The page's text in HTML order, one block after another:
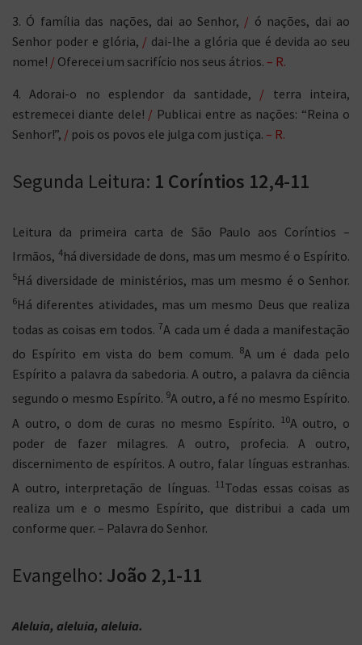
3. Ó família das nações, dai ao Senhor, / ó nações, dai ao
Senhor poder e glória, / dai-lhe a glória que é devida ao seu
nome! / Oferecei um sacrifício nos seus átrios. – R.
4. Adorai-o no esplendor da santidade, / terra inteira,
estremecei diante dele! / Publicai entre as nações: “Reina o
Senhor!”, / pois os povos ele julga com justiça. – R.
Segunda Leitura: 1 Coríntios 12,4-11
Leitura da primeira carta de São Paulo aos Coríntios –
Irmãos, 4há diversidade de dons, mas um mesmo é o Espírito.
5Há diversidade de ministérios, mas um mesmo é o Senhor.
6Há diferentes atividades, mas um mesmo Deus que realiza
todas as coisas em todos.7A cada um é dada a manifestação
do Espírito em vista do bem comum. 8A um é dada pelo
Espírito a palavra da sabedoria. A outro, a palavra da ciência
segundo o mesmo Espírito. 9A outro, a fé no mesmo Espírito.
A outro, o dom de curas no mesmo Espírito.
10A outro, o
poder de fazer milagres. A outro, profecia. A outro,
discernimento de espíritos. A outro, falar línguas estranhas.
A outro, interpretação de línguas. 11 Todas essas coisas as
realiza um e o mesmo Espírito, que distribui a cada um
conforme quer. – Palavra do Senhor.
Evangelho: João 2,1-11
Aleluia, aleluia, aleluia.